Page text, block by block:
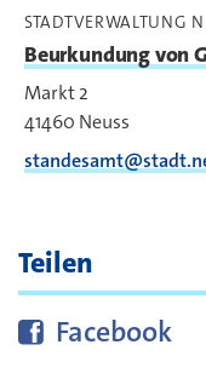
STADTVERWALTUNG
Beurkundung von
Markt 2
41460 Neuss
Teilen
Diese Seite
Facebook